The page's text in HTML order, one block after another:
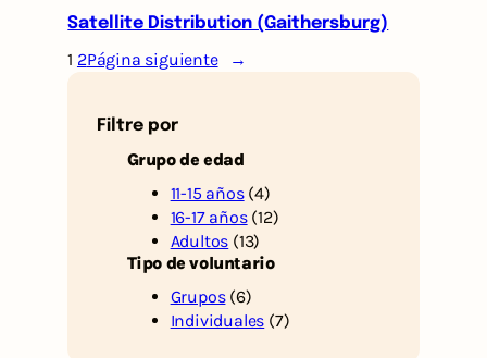
Satellite Distribution (Gaithersburg)
1 2Página siguiente →
Filtre por
Grupo de edad
11-15 años(4)
16-17 años(12)
Adultos (13)
Tipo de voluntario
Grupos(6)
Individuales (7)